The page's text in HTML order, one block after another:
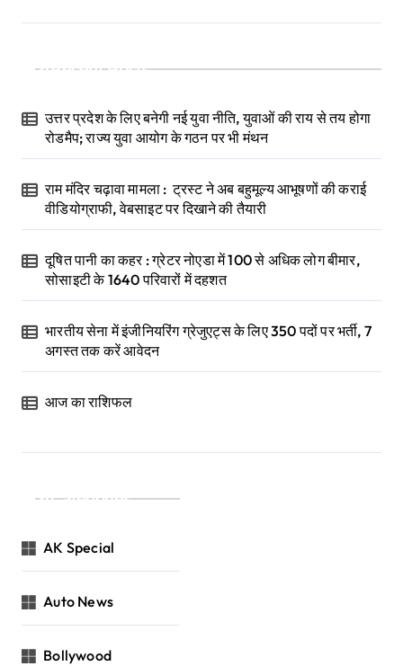
Recent Posts
उत्तर प्रदेश के लिए बनेगी नई युवा नीति, युवाओं की राय से तय होगा
रोडमैप; राज्य युवा आयोग के गठन पर भी मंथन
राम मंदिर चढ़ावा मामला : ट्रस्ट ने अब बहुमूल्य आभूषणों की कराई
वीडियोग्राफी, वेबसाइट पर दिखाने की तैयारी
दूषित पानी का कहर : ग्रेटर नोएडा में 100 से अधिक लोग बीमार,
सोसाइटी के 1640 परिवारों में दहशत
भारतीय सेना में इंजीनियरिंग ग्रेजुएट्स के लिए 350 पदों पर भर्ती, 7
अगस्त तक करें आवेदन
आज का राशिफल
Categories
AK Special
Auto News
Bollywood